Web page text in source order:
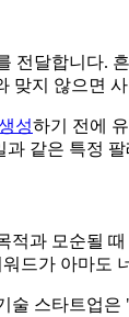
전달합니다.
맞지 않으면
성하기 전에
같은 특정
적과 모순될
드가 아마도
술 스타트업